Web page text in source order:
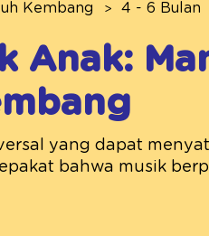
Kembang 4 - 6 Bulan
Anak:
yang dapat
bahwa musik